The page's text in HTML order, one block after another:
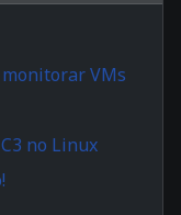
VMs
no Linux